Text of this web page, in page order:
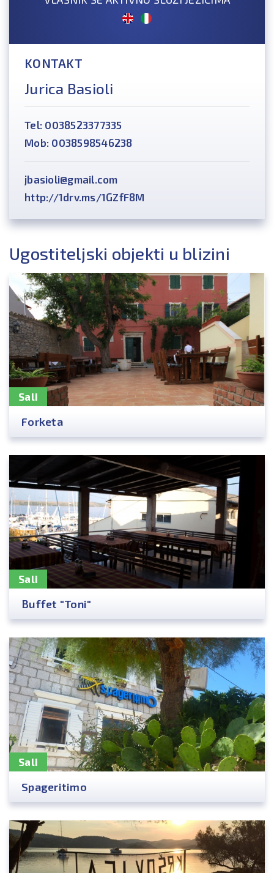
KONTAKT
Jurica Basioli
Tel: 0038523377335
Mob: 0038598546238
jbasioli@gmail.com
http://1drv.ms/1GZfF8M
Ugostiteljski objekti u blizini
Sali
Forketa
Sali
Buffet "Toni"
Sali
Spageritimo